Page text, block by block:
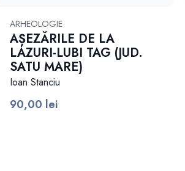
ARHEOLOGIE
AȘEZĂRILE DE LA
LAZURI-LUBI TAG (JUD.
SATU MARE)
Ioan Stanciu
90,00 lei